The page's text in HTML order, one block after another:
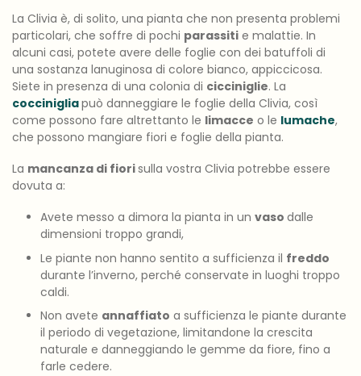
La Clivia è, di solito, una pianta che non presenta problemi
particolari, che soffre di pochi parassiti e malattie. In
alcuni casi, potete avere delle foglie con dei batuffoli di
una sostanza lanuginosa di colore bianco, appiccicosa.
Siete in presenza di una colonia di cicciniglie. La
coccinigliapuò danneggiare le foglie della Clivia, così
come possono fare altrettanto le limacce o le lumache,
che possono mangiare fiori e foglie della pianta.
La mancanza di fiorisulla vostra Clivia potrebbe essere
dovuta a:
Avete messo a dimora la pianta in un vaso dalle
dimensioni troppo grandi,
Le piante non hanno sentito a sufficienza il freddo
durante l’inverno, perché conservate in luoghi troppo
caldi.
Non avete annaffiato a sufficienza le piante durante
il periodo di vegetazione, limitandone la crescita
naturale e danneggiando le gemme da fiore, fino a
farle cedere.